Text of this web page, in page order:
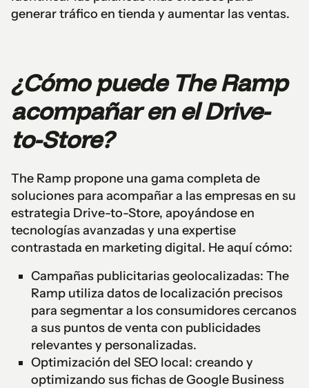
generar tráfico en tienda y aumentar las ventas.
¿Cómo puede The Ramp
acompañar en el Drive-
to-Store?
The Ramp propone una gama completa de
soluciones para acompañar a las empresas en su
estrategia Drive-to-Store, apoyándose en
tecnologías avanzadas y una expertise
contrastada en marketing digital. He aquí cómo:
Campañas publicitarias geolocalizadas: The
Ramp utiliza datos de localización precisos
para segmentar a los consumidores cercanos
a sus puntos de venta con publicidades
relevantes y personalizadas.
Optimización del SEO local: creando y
optimizando sus fichas de Google Business